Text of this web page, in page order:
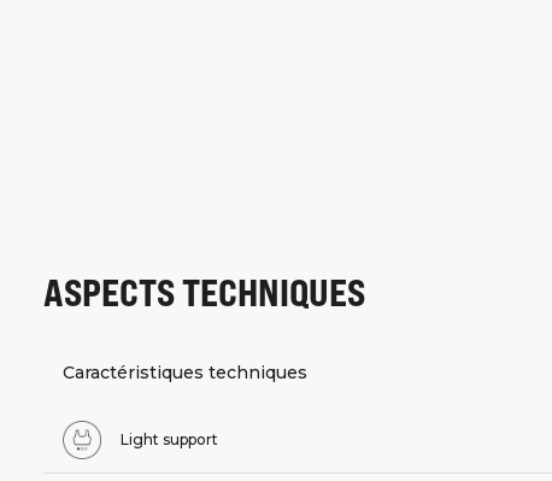
ASPECTS TECHNIQUES
Caractéristiques techniques
Light support